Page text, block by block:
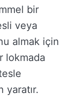
bir
veya
almak için
lokmada
yaratır.